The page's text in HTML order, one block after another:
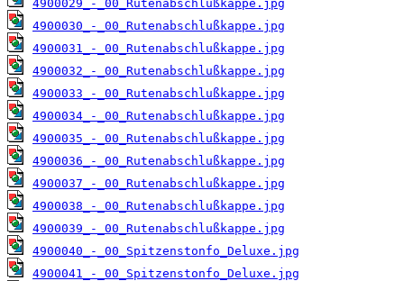
4900029_-_00_Rutenabschlußkappe.jpg
4900030_-_00_Rutenabschlußkappe.jpg
4900031_-_00_Rutenabschlußkappe.jpg
4900032_-_00_Rutenabschlußkappe.jpg
4900033_-_00_Rutenabschlußkappe.jpg
4900034_-_00_Rutenabschlußkappe.jpg
4900035_-_00_Rutenabschlußkappe.jpg
4900036_-_00_Rutenabschlußkappe.jpg
4900037_-_00_Rutenabschlußkappe.jpg
4900038_-_00_Rutenabschlußkappe.jpg
4900039_-_00_Rutenabschlußkappe.jpg
4900040_-_00_Spitzenstonfo_Deluxe.jpg
4900041_-_00_Spitzenstonfo_Deluxe.jpg